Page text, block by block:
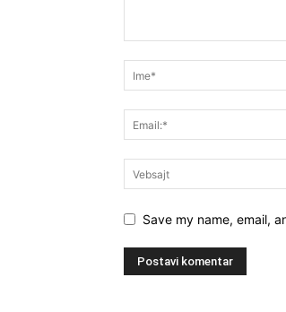
Save my name, email,